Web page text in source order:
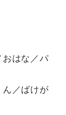
おはな／パ
ん／ばけが